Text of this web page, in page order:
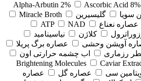
Alpha-Arbutin 2%
Ascorbic Acid 8%
سویا گلیسیرین
Miracle Broth
عصاره نعناع ATP
NAD
کلاژن
⁠نیاسینامید
آویشن وحشی
عصاره برگ پریلا
رزماری
اب چشمه حرارتی اون
Brightening Molecules
Caviar
سی عصاره گل
عصاره